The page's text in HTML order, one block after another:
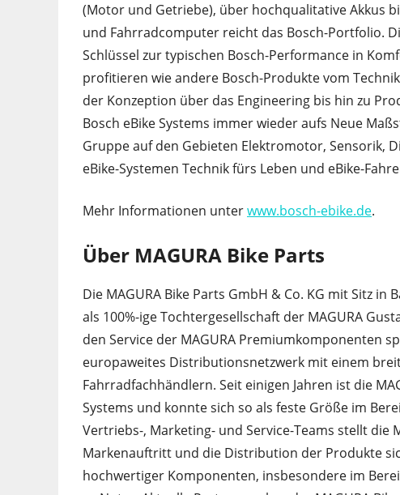
(Motor und Getriebe), über hochqualitative Akkus
und Fahrradcomputer reicht das Bosch-Portfolio.
Schlüssel zur typischen Bosch-Performance in
profitieren wie andere Bosch-Produkte vom
der Konzeption über das Engineering bis hin zu
Bosch eBike Systems immer wieder aufs Neue
Gruppe auf den Gebieten Elektromotor, Sensorik,
eBike-Systemen Technik fürs Leben und eBike-
Mehr Informationen unterwww.bosch-ebike.de.
Über MAGURA Bike Parts
Die MAGURA Bike Parts GmbH & Co. KG mit Sitz
als 100%-ige Tochtergesellschaft der MAGURA
den Service der MAGURA Premiumkomponenten
europaweites Distributionsnetzwerk mit einem
Fahrradfachhändlern. Seit einigen Jahren ist die
Systems und konnte sich so als feste Größe im
Vertriebs-, Marketing- und Service-Teams stellt die
Markenauftritt und die Distribution der Produkte
hochwertiger Komponenten, insbesondere im